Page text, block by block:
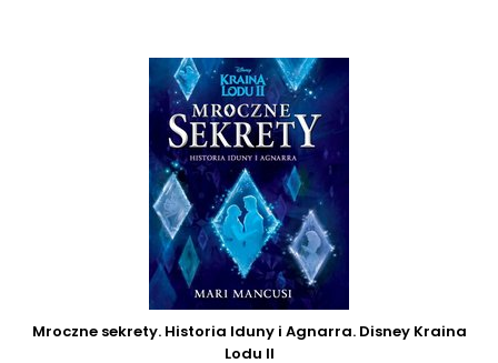
Mroczne sekrety. Historia Iduny i Agnarra. Disney Kraina
Lodu II